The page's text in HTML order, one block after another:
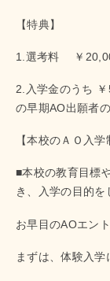
【特典】
1.選考料 ￥
2.入学金のうち
の早期AO出願者
【本校のＡＯ入学
■本校の教育目標
き、入学の目的を
お早目のAOエン
まずは、体験入学